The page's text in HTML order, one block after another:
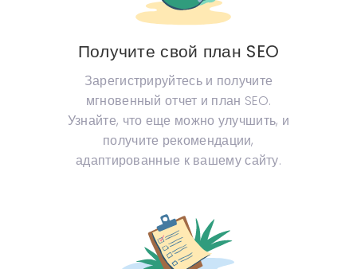
Получите свой план SEO
Зарегистрируйтесь и получите
мгновенный отчет и план SEO.
Узнайте, что еще можно улучшить, и
получите рекомендации,
адаптированные к вашему сайту.